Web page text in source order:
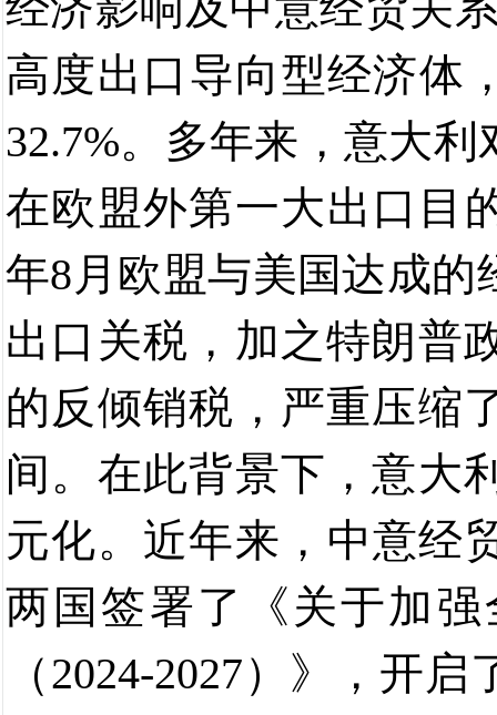
高度出口导向型经济体
32.7%。 多年来，意大利
在欧盟外第一大出口目
年8月欧盟与美国达成的
出口关税， 加之特朗普
的反倾销税，严重压缩
间。 在此背景下，意大
元化。近年来，中意经
两国签署了《关于加
（2024-2027）》，开启